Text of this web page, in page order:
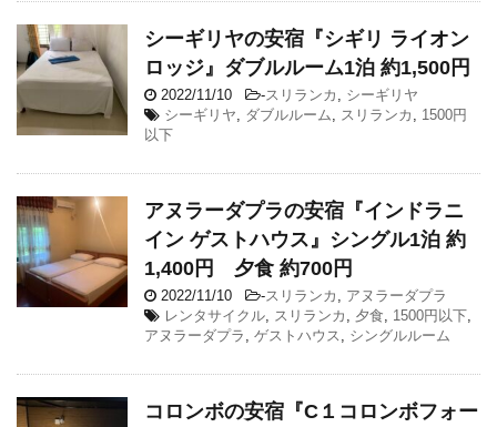
シーギリヤの安宿『シギリ ライオン
ロッジ』ダブルルーム1泊 約1,500円
2022/11/10 -スリランカ
シーギリヤ
シーギリヤ
ダブルルーム スリランカ
1500円
以下
アヌラーダプラの安宿『インドラニ
イン ゲストハウス』シングル1泊 約
1,400円 夕食 約700円
2022/11/10 -スリランカ
アヌラーダプラ
レンタサイクル
スリランカ 夕食 1500円以下
アヌラーダプラ
ゲストハウス シングルルーム
コロンボの安宿『C１コロンボフォー